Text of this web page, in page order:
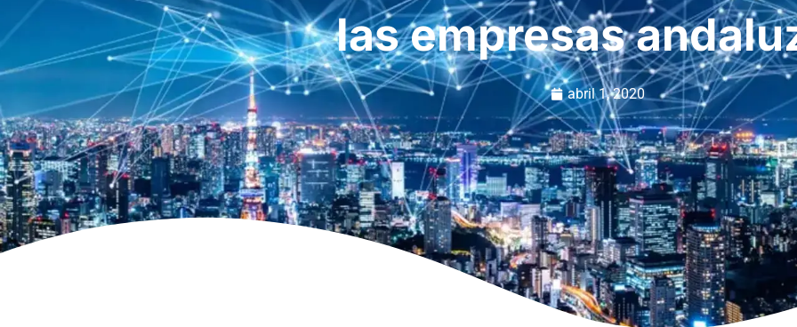
las empresas
abril 1, 2020